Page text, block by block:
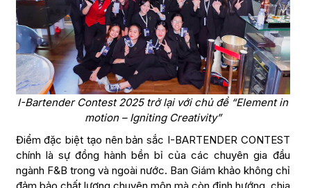
I-Bartender Contest 2025 trở lại với chủ đề “Element in
motion – Igniting Creativity”
Điểm đặc biệt tạo nên bản sắc I-BARTENDER CONTEST
chính là sự đồng hành bền bỉ của các chuyên gia đầu
ngành F&B trong và ngoài nước. Ban Giám khảo không chỉ